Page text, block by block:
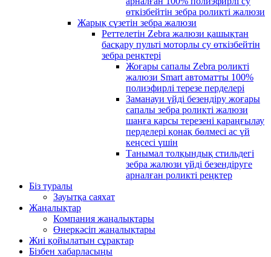
өткізбейтін зебра роликті жалюзи
Жарық сүзетін зебра жалюзи
Реттелетін Zebra жалюзи қашықтан
басқару пульті моторлы су өткізбейтін
зебра реңктері
Жоғары сапалы Zebra роликті
жалюзи Smart автоматты 100%
полиэфирлі терезе перделері
Заманауи үйді безендіру жоғары
сапалы зебра роликті жалюзи
шаңға қарсы терезені қараңғылау
перделері қонақ бөлмесі ас үй
кеңсесі үшін
Танымал толқындық стильдегі
зебра жалюзи үйді безендіруге
арналған роликті реңктер
Біз туралы
Зауытқа саяхат
Жаңалықтар
Компания жаңалықтары
Өнеркәсіп жаңалықтары
Жиі қойылатын сұрақтар
Бізбен хабарласыңы